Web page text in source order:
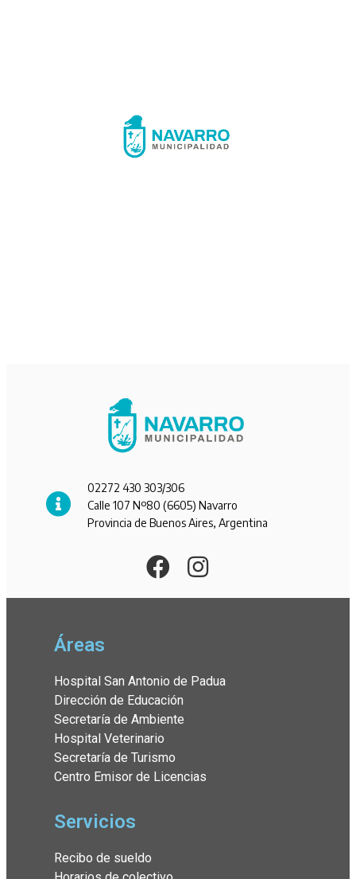
02272 430 303/306
Calle 107 Nº80 (6605) Navarro
Provincia de Buenos Aires, Argentina
Áreas
Hospital San Antonio de Padua
Dirección de Educación
Secretaría de Ambiente
Hospital Veterinario
Secretaría de Turismo
Centro Emisor de Licencias
Servicios
Recibo de sueldo